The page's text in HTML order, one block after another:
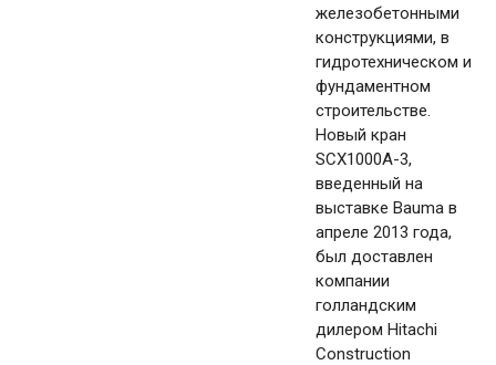
железобетонными
конструкциями, в
гидротехническом и
фундаментном
строительстве.
Новый кран
SCX1000A-3,
введенный на
выставке Bauma в
апреле 2013 года,
был доставлен
компании
голландским
дилером Hitachi
Construction